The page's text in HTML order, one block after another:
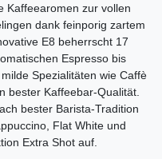
Kaffeearomen zur vollen
dank feinporig zartem
E8 beherrscht 17
Espresso bis
Spezialitäten wie Caffè
bester Kaffeebar-Qualität.
bester Barista-Tradition
Flat White und
Extra Shot auf.